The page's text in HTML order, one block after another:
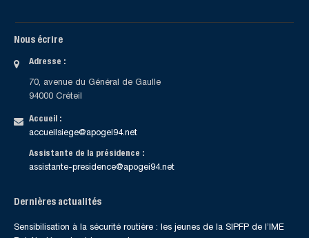
Nous écrire
Adresse :
70, avenue du Général de Gaulle
94000 Créteil
Accueil :
accueilsiege@apogei94.net
Assistante de la présidence :
assistante-presidence@apogei94.net
Dernières actualités
Sensibilisation à la sécurité routière : les jeunes de la SIPFP de l’IME